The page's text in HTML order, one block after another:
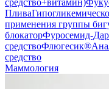
средство+витамин)
Плива
применения группы
блокаторФуросемид-
средствоФлюгесик®
средство
Маммология